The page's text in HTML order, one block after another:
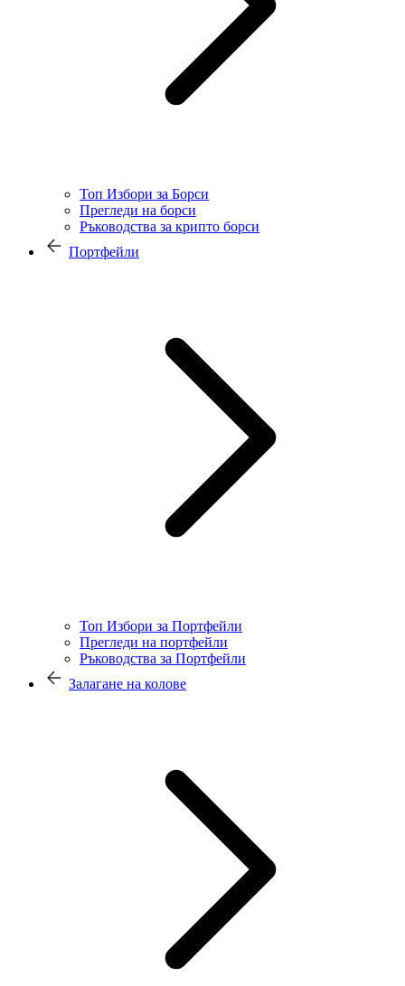
Топ Избори за Борси
Прегледи на борси
Ръководства за крипто борси
Портфейли
Топ Избори за Портфейли
Прегледи на портфейли
Ръководства за Портфейли
Залагане на колове